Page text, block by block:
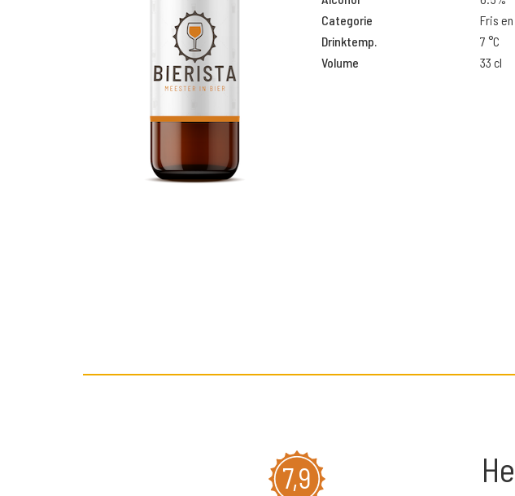
Categorie
Fris
Drinktemp.
7 °C
Volume
33 cl
7,9